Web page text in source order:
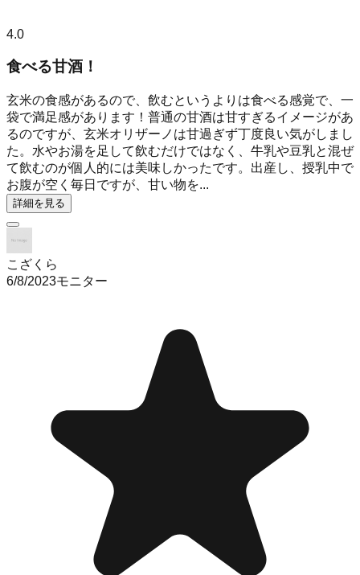
4.0
食べる甘酒！
玄米の食感があるので、飲むというよりは食べる感覚で、一
袋で満足感があります！普通の甘酒は甘すぎるイメージがあ
るのですが、玄米オリザーノは甘過ぎず丁度良い気がしまし
た。水やお湯を足して飲むだけではなく、牛乳や豆乳と混ぜ
て飲むのが個人的には美味しかったです。出産し、授乳中で
お腹が空く毎日ですが、甘い物を...
詳細を見る
こざくら
6/8/2023モニター